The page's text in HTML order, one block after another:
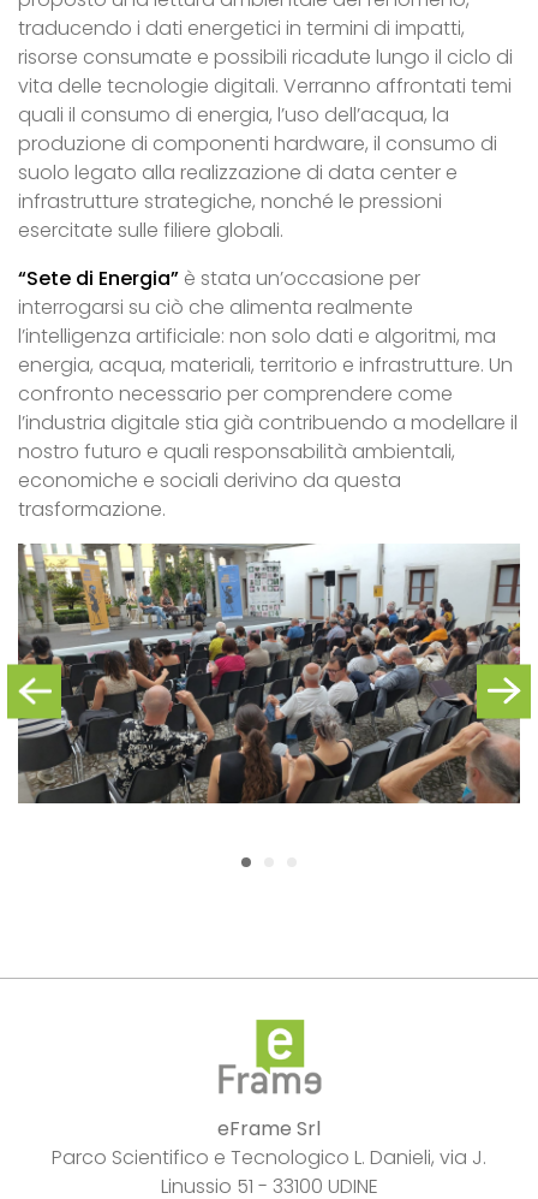
traducendo i dati energetici in termini di impatti,
risorse consumate e possibili ricadute lungo il ciclo di
vita delle tecnologie digitali. Verranno affrontati temi
quali il consumo di energia, l’uso dell’acqua, la
produzione di componenti hardware, il consumo di
suolo legato alla realizzazione di data center e
infrastrutture strategiche, nonché le pressioni
esercitate sulle filiere globali.
“Sete di Energia” è stata un’occasione per
interrogarsi su ciò che alimenta realmente
l’intelligenza artificiale: non solo dati e algoritmi, ma
energia, acqua, materiali, territorio e infrastrutture. Un
confronto necessario per comprendere come
l’industria digitale stia già contribuendo a modellare il
nostro futuro e quali responsabilità ambientali,
economiche e sociali derivino da questa
trasformazione.
eFrame Srl
Parco Scientifico e Tecnologico L. Danieli, via J.
Linussio 51 - 33100 UDINE